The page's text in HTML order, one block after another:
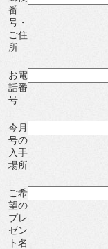
番
号・
ご住
所
お電
話番
号
今月
号の
入手
場所
ご希
望の
プレ
ゼン
ト名